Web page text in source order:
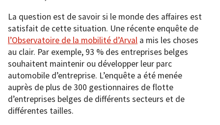
La question est de savoir si le monde des affaires est
satisfait de cette situation. Une récente enquête de
l’Observatoire de la mobilité d’Arval a mis les choses
au clair. Par exemple, 93 % des entreprises belges
souhaitent maintenir ou développer leur parc
automobile d’entreprise. L’enquête a été menée
auprès de plus de 300 gestionnaires de flotte
d’entreprises belges de différents secteurs et de
différentes tailles.